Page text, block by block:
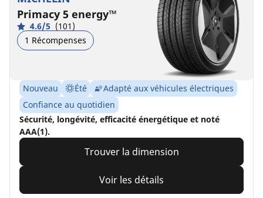
Primacy 5 energy™
4.6/5 (101)
1 Récompenses
Nouveau Été
Adapté aux véhicules électriques
Confiance au quotidien
Sécurité, longévité, efficacité énergétique et noté
AAA(1).
Trouver la dimension
Voir les détails